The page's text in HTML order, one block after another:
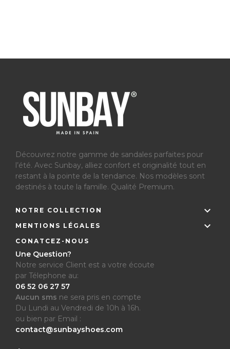
Découvrez notre gamme de sandales parfaites pour
l’été. Avec Sunbay, alliez confort et originalité tout en
restant à la pointe de la tendance. Nos modèles sont
destinés à toute la famille. Qualité Premium.
NOTRE COLLECTION 
MENTIONS LÉGALES 
CONATCEZ-NOUS
Une Question?
Notre service Client est a votre écoute
par Télephone au:
06 52 06 27 57
Aucun sms ne sera pris en compte
Du Lundi au Vendredi de 10h à 16h.
ou bien par Email :
contact@sunbayshoes.com